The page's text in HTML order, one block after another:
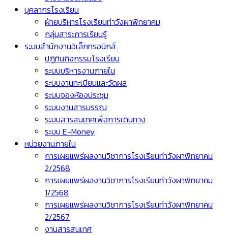
บุคลากรโรงเรียน
ฝ่ายบริหารโรงเรียนท่าวังผาพิทยาคม
กลุ่มสาระการเรียนรู้
ระบบสำนักงานอิเล็กทรอนิกส์
ปฏิทินกิจกรรมโรงเรียน
ระบบบริหารงานภายใน
ระบบงานทะเบียนและวัดผล
ระบบจองห้องประชุม
ระบบงานสารบรรณ
ระบบสารสนเทศเพื่อการเดินทาง
ระบบ E-Money
หน่วยงานภายใน
การเผยแพร่ผลงานวิชาการโรงเรียนท่าวังผาพิทยาคม
2/2568
การเผยแพร่ผลงานวิชาการโรงเรียนท่าวังผาพิทยาคม
1/2568
การเผยแพร่ผลงานวิชาการโรงเรียนท่าวังผาพิทยาคม
2/2567
งานสารสนเทศ